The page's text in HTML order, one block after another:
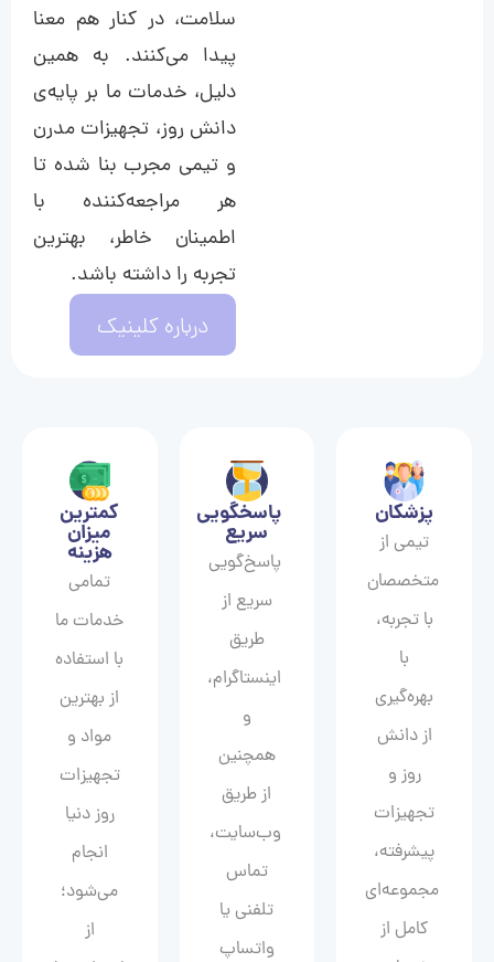
سلامت، در کنار هم معنا
پیدا می‌کنند. به همین
دلیل، خدمات ما بر پایه‌ی
دانش روز، تجهیزات مدرن
و تیمی مجرب بنا شده تا
هر مراجعه‌کننده با
اطمینان خاطر، بهترین
تجربه را داشته باشد.
درباره کلینیک
پزشکان
تیمی از
متخصصان
با تجربه،
با
بهره‌گیری
از دانش
روز و
تجهیزات
پیشرفته،
مجموعه‌ای
کامل از
پاسخگویی
سریع
پاسخ‌گویی
سریع از
طریق
اینستاگرام،
و
همچنین
از طریق
وب‌سایت،
تماس
تلفنی یا
واتساپ
کمترین
میزان
هزینه
تمامی
خدمات ما
با استفاده
از بهترین
مواد و
تجهیزات
روز دنیا
انجام
می‌شود؛
از